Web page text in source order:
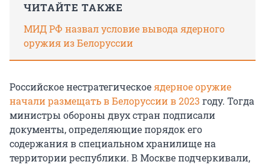
ЧИТАЙТЕ ТАКЖЕ
МИД РФ назвал условие вывода ядерного
оружия из Белоруссии
Российское нестратегическое ядерное оружие
начали размещать в Белоруссии в 2023 году. Тогда
министры обороны двух стран подписали
документы, определяющие порядок его
содержания в специальном хранилище на
территории республики. В Москве подчеркивали,